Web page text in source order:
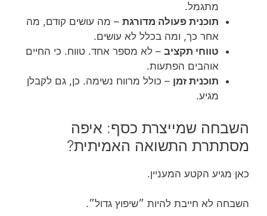
מתגמל.
תוכנית פעולה מדורגת – מה עושים קודם, מה
אחר כך, ומה בכלל לא עושים.
טווחי תקציב – לא מספר אחד. טווח. כי החיים
אוהבים הפתעות.
תוכנית זמן – כולל מרווח נשימה. כן, גם לקבלן
מגיע.
השבחה שמייצרת כסף: איפה
מסתתרת התשואה האמיתית?
כאן מגיע הקטע המעניין.
השבחה לא חייבת להיות ״שיפוץ גדול״.